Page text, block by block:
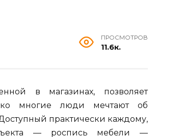
ПРОСМОТРОВ
11.6к.
в магазинах, позволяет
многие люди мечтают об
практически каждому,
— роспись мебели —